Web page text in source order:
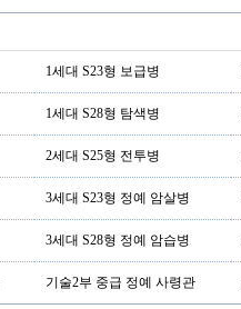
1세대 S23형 보급병
1세대 S28형 탐색병
2세대 S25형 전투병
3세대 S23형 정예 암살병
3세대 S28형 정예 암습병
기술2부 중급 정예 사령관